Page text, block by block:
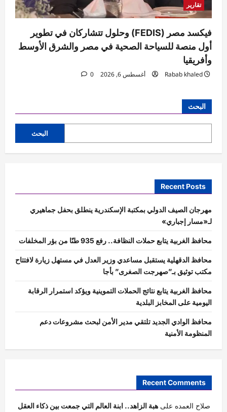
تقارير
فيكسد مصر (FEDIS) وحلول تتشاركان في تطوير
أول منصة للسياحة الصحية في مصر والشرق الأوسط
وأفريقيا
Rabab khaled أغسطس 6, 2026 0
البحث
البحث
Recent Posts
مهرجان الصيف الدولي بمكتبة الإسكندرية ينطلق بحفل جماهيري
لـ«مسار إجباري»
محافظ الغربية يتابع حملات النظافة.. رفع 935 طنًا من بؤر المخلفات
محافظ الدقهلية يستقبل مساعدي وزير العدل في مستهل زيارة لافتتاح
مكتب توثيق بـ”صهرجت الصغرى” بأجا
محافظ الغربية يتابع نتائج الحملات التموينية ويؤكد استمرار الرقابة
اليومية على المخابز البلدية
محافظ الوادي الجديد تلتقي مدير الأمن لبحث مشروعات دعم
المنظومة الأمنية
Recent Comments
صلاح العمده على هبة الزاهد.. ابنة العالم التي جمعت بين ذكاء العقل